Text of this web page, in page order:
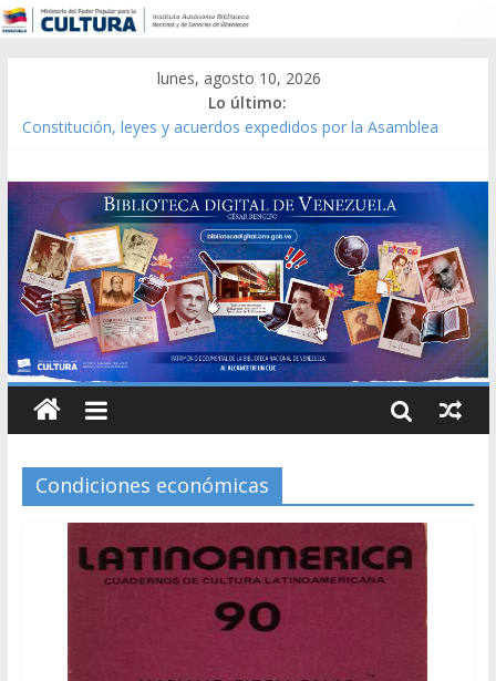
lunes, agosto 10, 2026
Lo último:
Constitución, leyes y acuerdos expedidos por la Asamblea
Modesta Bor Sánchez [material gráfico]
Gaceta Oficial de la República de Venezuela año CXXXIII Mes V,
Caracas 09 de marzo de 2006 N° 38.394
Catálogo temático de obras de Modesta Bor
Condiciones económicas